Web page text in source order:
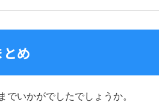
とめ
でいかがでしたでしょうか。